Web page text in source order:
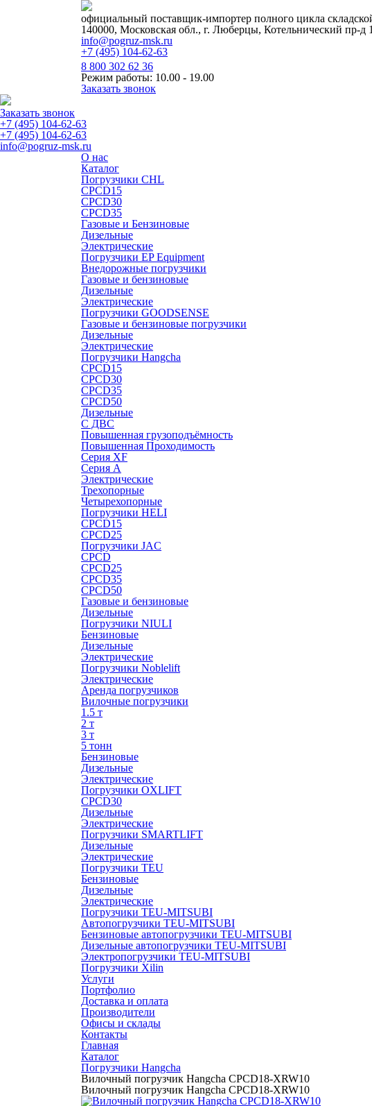
официальный поставщик-импортер полного цикла
140000, Московская обл., г. Люберцы, Котельнический пр-д
info@pogruz-msk.ru
+7 (495) 104-62-63
8 800 302 62 36
Режим работы: 10.00 - 19.00
Заказать звонок
Заказать звонок
+7 (495) 104-62-63
+7 (495) 104-62-63
info@pogruz-msk.ru
О нас
Каталог
Погрузчики CHL
CPCD15
CPCD30
CPCD35
Газовые и Бензиновые
Дизельные
Электрические
Погрузчики EP Equipment
Внедорожные погрузчики
Газовые и бензиновые
Дизельные
Электрические
Погрузчики GOODSENSE
Газовые и бензиновые погрузчики
Дизельные
Электрические
Погрузчики Hangcha
CPCD15
CPCD30
CPCD35
CPCD50
Дизельные
С ДВС
Повышенная грузоподъёмность
Повышенная Проходимость
Серия XF
Серия А
Электрические
Трехопорные
Четырехопорные
Погрузчики HELI
CPCD15
CPCD25
Погрузчики JAC
CPCD
CPCD25
CPCD35
CPCD50
Газовые и бензиновые
Дизельные
Погрузчики NIULI
Бензиновые
Дизельные
Электрические
Погрузчики Noblelift
Электрические
Аренда погрузчиков
Вилочные погрузчики
1.5 т
2 т
3 т
5 тонн
Бензиновые
Дизельные
Электрические
Погрузчики OXLIFT
CPCD30
Дизельные
Электрические
Погрузчики SMARTLIFT
Дизельные
Электрические
Погрузчики TEU
Бензиновые
Дизельные
Электрические
Погрузчики TEU-MITSUBI
Автопогрузчики TEU-MITSUBI
Бензиновые автопогрузчики TEU-MITSUBI
Дизельные автопогрузчики TEU-MITSUBI
Электропогрузчики TEU-MITSUBI
Погрузчики Xilin
Услуги
Портфолио
Доставка и оплата
Производители
Офисы и склады
Контакты
Главная
Каталог
Погрузчики Hangcha
Вилочный погрузчик Hangcha CPCD18-XRW10
Вилочный погрузчик Hangcha CPCD18-XRW10